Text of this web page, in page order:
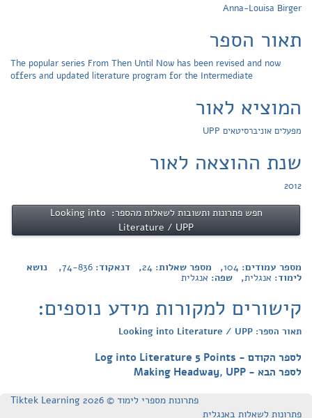
Anna-Louisa Birger
תאור הספר
The popular series From Then Until Now has been revised and now
offers and updated literature program for the Intermediate
המוציא לאור
מפעלים אוניברסיטאים UPP
שנת ההוצאה לאור
2012
חפש פתרונות ותשובות לשאלות מהספר: Looking into
Literature / UPP
מספר עמודים: 104, מספר שאלות: 24, דנאקוד: 74-836, נושא
לימוד: אנגלית, שפה: אנגלית
קישורים למקורות מידע נוספים:
תאור הספר: Looking into Literature / UPP
לספר הקודם - Log into Literature 5 Points
לספר הבא - Making Headway, UPP
פתרונות מספרי לימוד © Tiktek Learning 2026
פתרונות לשאלות באנגלית